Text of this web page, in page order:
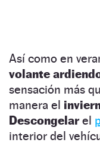
Así como en
volante
sensación más
manera el
Descongelarel
interior del